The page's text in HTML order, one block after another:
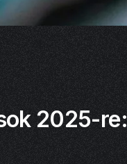
2025-re: